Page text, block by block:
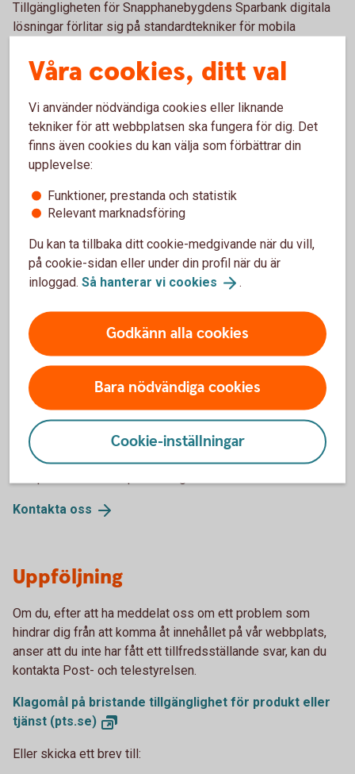
Tillgängligheten för Snapphanebygdens Sparbank digitala
lösningar förlitar sig på standardtekniker för mobila
särskilda kombinationer av webbläsare och eventuella
hjälpmedel eller plugins. Exempel på tekniker:
HTML
WAI-ARIA
CSS
JavaScript
Dessa tekniker används för att uppfylla de
tillgänglighetsstandarder som används.
Publicering av denna
tillgänglighetsredogörelse
Denna redogörelse publicerades den 28 januari 2026.
Återkoppling och
kontaktuppgifter
Om du har synpunkter på vårt tillgänglighetsarbete, kontakta
Kontakta oss
Uppföljning
Om du, efter att ha meddelat oss om ett problem som
hindrar dig från att komma åt innehållet på vår webbplats,
anser att du inte har fått ett tillfredsställande svar, kan du
kontakta Post- och telestyrelsen.
Klagomål på bristande tillgänglighet för produkt eller
tjänst (pts.se)
Eller skicka ett brev till:
Våra cookies, ditt val
Vi använder nödvändiga cookies eller liknande
tekniker för att webbplatsen ska fungera för dig. Det
finns även cookies du kan välja som förbättrar din
upplevelse:
Funktioner, prestanda och statistik
Relevant marknadsföring
Du kan ta tillbaka ditt cookie-medgivande när du vill,
på cookie-sidan eller under din profil när du är
inloggad. Så hanterar vi cookies .
Godkänn alla cookies
Bara nödvändiga cookies
Cookie-inställningar